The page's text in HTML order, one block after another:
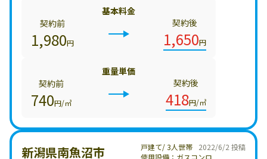
基本料金
契約前
1,980円
契約後
1,650円
重量単価
契約前
740円/㎥
契約後
418円/㎥
2022/6/2 投稿
新潟県南魚沼市
戸建て/ 3人世帯